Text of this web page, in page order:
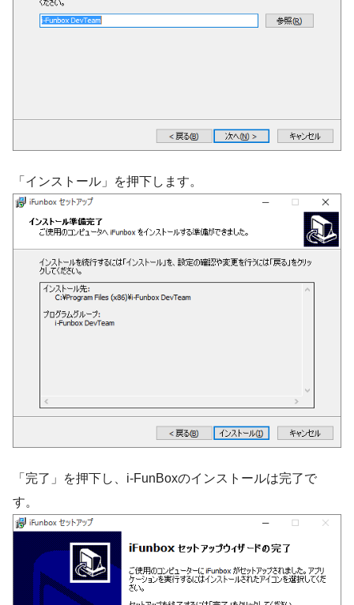
「インストール」を押下します。
「完了」を押下し、i-FunBoxのインストールは完了で
す。